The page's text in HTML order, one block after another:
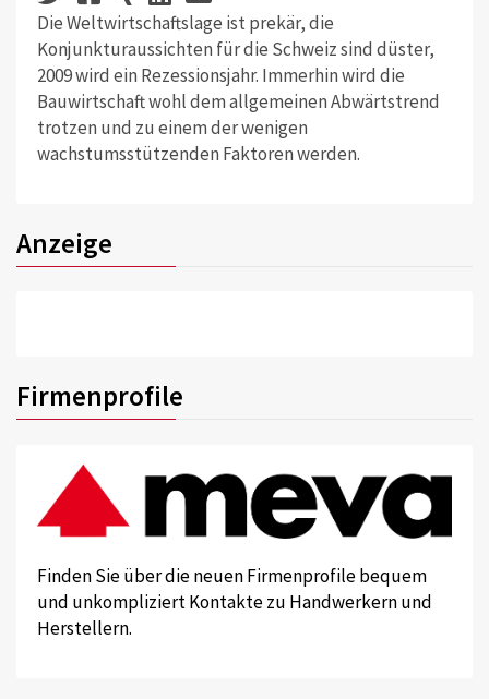
Die Weltwirtschaftslage ist prekär, die
Konjunkturaussichten für die Schweiz sind düster,
2009 wird ein Rezessionsjahr. Immerhin wird die
Bauwirtschaft wohl dem allgemeinen Abwärtstrend
trotzen und zu einem der wenigen
wachstumsstützenden Faktoren werden.
Anzeige
Firmenprofile
Finden Sie über die neuen Firmenprofile bequem
und unkompliziert Kontakte zu Handwerkern und
Herstellern.